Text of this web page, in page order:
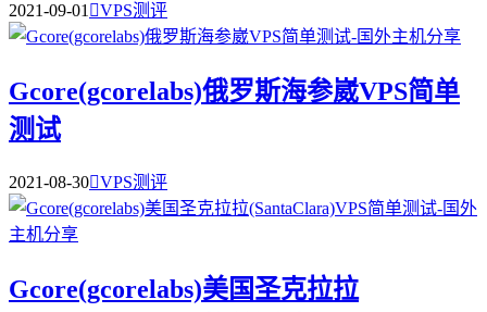
2021-09-01VPS测评
Gcore(gcorelabs)俄罗斯海参崴VPS简单
测试
2021-08-30VPS测评
Gcore(gcorelabs)美国圣克拉拉